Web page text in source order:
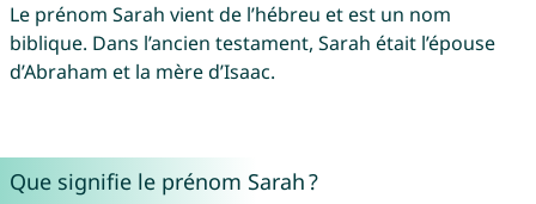
Le prénom Sarah vient de l’hébreu et est un nom
biblique. Dans l’ancien testament, Sarah était l’épouse
d’Abraham et la mère d’Isaac.
Que signifie le prénom Sarah ?